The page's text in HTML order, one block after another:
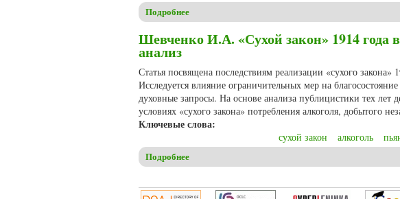
Подробнее
Шевченко И.А. «Сухой закон» 1914 года
анализ
Статья посвящена последствиям реализации «сухого
Исследуется влияние ограничительных мер на
духовные запросы. На основе анализа публицистики тех лет
условиях «сухого закона» потребления алкоголя, добытого
Ключевые слова:
сухой закон алкоголь
Подробнее